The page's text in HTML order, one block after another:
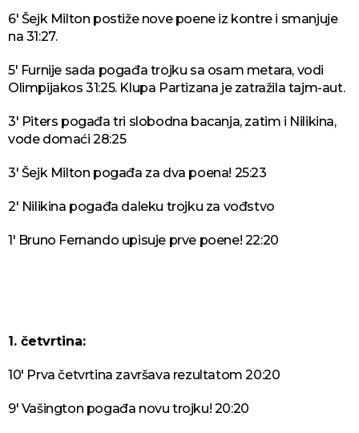
6' Šejk Milton postiže nove poene iz kontre i smanjuje
na 31:27.
5' Furnije sada pogađa trojku sa osam metara, vodi
Olimpijakos 31:25. Klupa Partizana je zatražila tajm-aut.
3' Piters pogađa tri slobodna bacanja, zatim i Nilikina,
vode domaći 28:25
3' Šejk Milton pogađa za dva poena! 25:23
2' Nilikina pogađa daleku trojku za vođstvo
1' Bruno Fernando upisuje prve poene! 22:20
1. četvrtina:
10' Prva četvrtina završava rezultatom 20:20
9' Vašington pogađa novu trojku! 20:20